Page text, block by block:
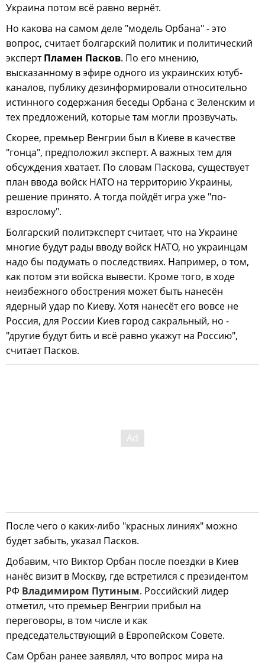
Украина потом всё равно вернёт.
Но какова на самом деле "модель Орбана" - это
вопрос, считает болгарский политик и политический
экспертПламен Пасков. По его мнению,
высказанному в эфире одного из украинских ютуб-
каналов, публику дезинформировали относительно
истинного содержания беседы Орбана с Зеленским и
тех предложений, которые там могли прозвучать.
Скорее, премьер Венгрии был в Киеве в качестве
"гонца", предположил эксперт. А важных тем для
обсуждения хватает. По словам Паскова, существует
план ввода войск НАТО на территорию Украины,
решение принято. А тогда пойдёт игра уже "по-
взрослому".
Болгарский политэксперт считает, что на Украине
многие будут рады вводу войск НАТО, но украинцам
надо бы подумать о последствиях. Например, о том,
как потом эти войска вывести. Кроме того, в ходе
неизбежного обострения может быть нанесён
ядерный удар по Киеву. Хотя нанесёт его вовсе не
Россия, для России Киев город сакральный, но -
"другие будут бить и всё равно укажут на Россию",
считает Пасков.
После чего о каких-либо "красных линиях" можно
будет забыть, указал Пасков.
Добавим, что Виктор Орбан после поездки в Киев
нанёс визит в Москву, где встретился с президентом
РФ Владимиром Путиным. Российский лидер
отметил, что премьер Венгрии прибыл на
переговоры, в том числе и как
председательствующий в Европейском Совете.
Сам Орбан ранее заявлял, что вопрос мира на